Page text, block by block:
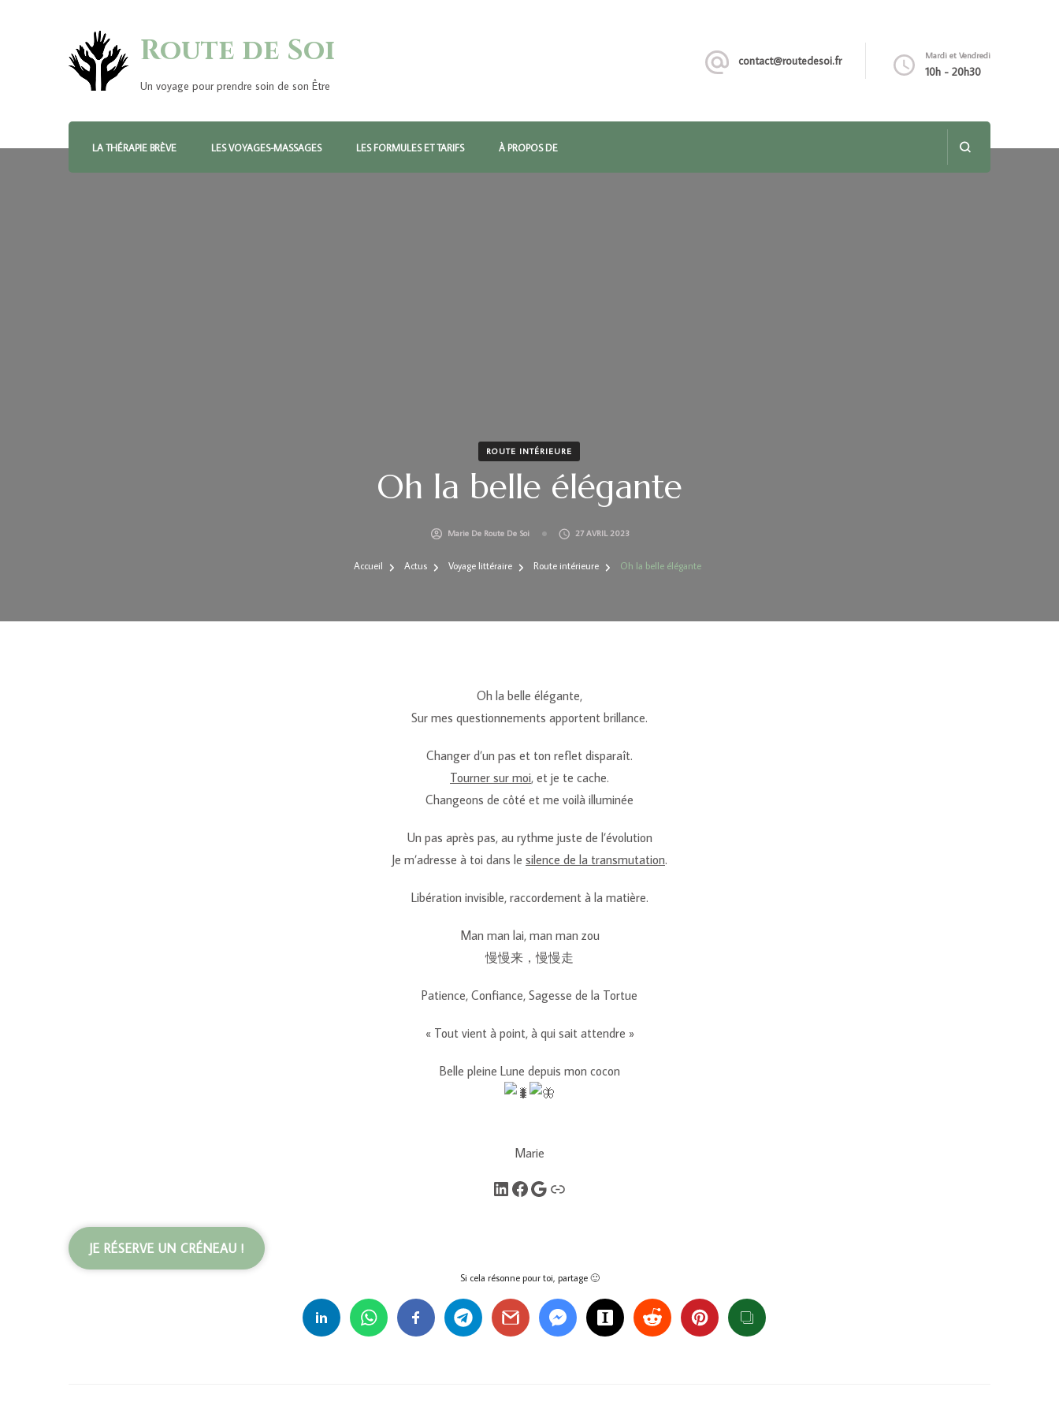
Route de Soi
Un voyage pour prendre soin de son Être
contact@routedesoi.fr Mardi et Vendredi
10h - 20h30
LA THÉRAPIE BRÈVE LES VOYAGES-MASSAGES LES FORMULES ET TARIFS À PROPOS DE
ROUTE INTÉRIEURE
Oh la belle élégante
Marie De Route De Soi 27 AVRIL 2023
Accueil Actus Voyage littéraire Route intérieure Oh la belle élégante
Oh la belle élégante,
Sur mes questionnements apportent brillance.
Changer d’un pas et ton reflet disparaît.
Tourner sur moi, et je te cache.
Changeons de côté et me voilà illuminée
Un pas après pas, au rythme juste de l’évolution
Je m’adresse à toi dans le silence de la transmutation.
Libération invisible, raccordement à la matière.
Man man lai, man man zou
慢慢来，慢慢走
Patience, Confiance, Sagesse de la Tortue
« Tout vient à point, à qui sait attendre »
Belle pleine Lune depuis mon cocon
Marie
LinkedIn
Facebook
Google
Lien
JE RÉSERVE UN CRÉNEAU !
Si cela résonne pour toi, partage 🙂